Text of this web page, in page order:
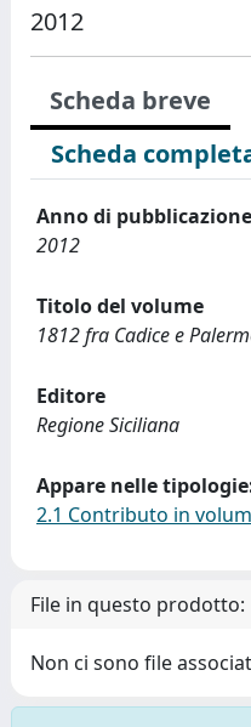
2012
Scheda breve
Scheda
Anno di pubblicazione
2012
Titolo del volume
1812 fra Cadice e
Editore
Regione Siciliana
Appare nelle
2.1 Contributo in
File in questo prodotto:
Non ci sono file